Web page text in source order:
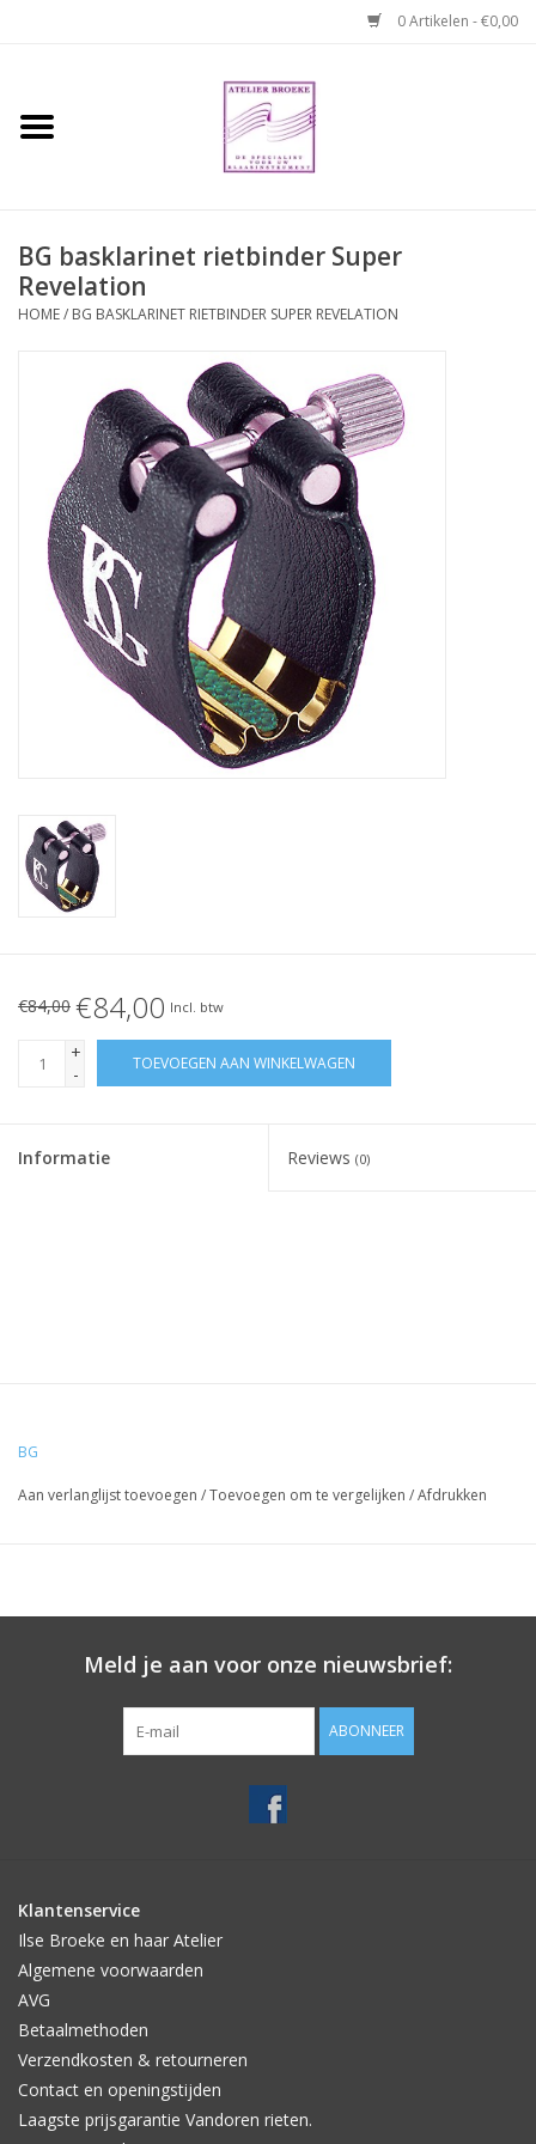
0 Artikelen - €0,00
Home
Reparaties en
abonnementen
Verhuur hobo's
Merken
BG basklarinet rietbinder Super
Revelation
HOME/ BG BASKLARINET RIETBINDER SUPER REVELATION
€84,00 €84,00 Incl. btw
+
-
TOEVOEGEN AAN WINKELWAGEN
Informatie Reviews (0)
BG
Aan verlanglijst toevoegen /Toevoegen om te vergelijken /Afdrukken
Meld je aan voor onze nieuwsbrief:
ABONNEER
Klantenservice
Ilse Broeke en haar Atelier
Algemene voorwaarden
AVG
Betaalmethoden
Verzendkosten & retourneren
Contact en openingstijden
Laagste prijsgarantie Vandoren rieten.